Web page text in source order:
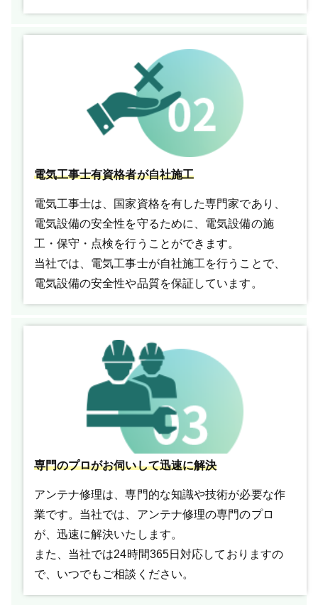
電気工事士有資格者が自社施工
電気工事士は、国家資格を有した専門家であり、
電気設備の安全性を守るために、電気設備の施
工・保守・点検を行うことができます。
当社では、電気工事士が自社施工を行うことで、
電気設備の安全性や品質を保証しています。
専門のプロがお伺いして迅速に解決
アンテナ修理は、専門的な知識や技術が必要な作
業です。当社では、アンテナ修理の専門のプロ
が、迅速に解決いたします。
また、当社では24時間365日対応しておりますの
で、いつでもご相談ください。